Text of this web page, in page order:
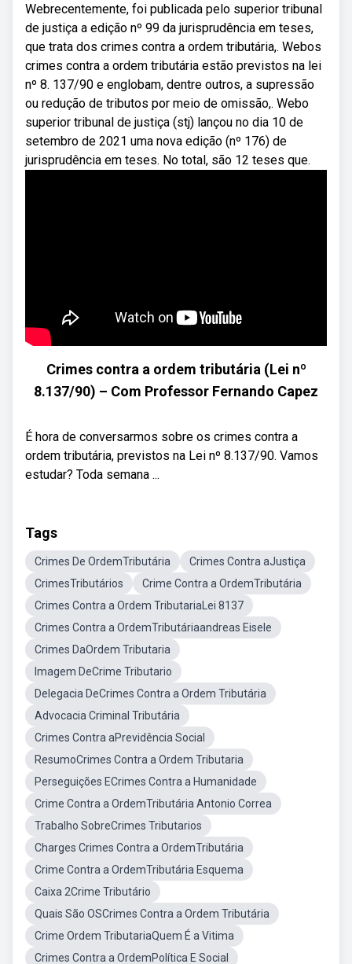
Webrecentemente, foi publicada pelo superior tribunal
de justiça a edição nº 99 da jurisprudência em teses,
que trata dos crimes contra a ordem tributária,. Webos
crimes contra a ordem tributária estão previstos na lei
nº 8. 137/90 e englobam, dentre outros, a supressão
ou redução de tributos por meio de omissão,. Webo
superior tribunal de justiça (stj) lançou no dia 10 de
setembro de 2021 uma nova edição (nº 176) de
jurisprudência em teses. No total, são 12 teses que.
Crimes contra a ordem tributária (Lei nº
8.137/90) – Com Professor Fernando Capez
É hora de conversarmos sobre os crimes contra a
ordem tributária, previstos na Lei nº 8.137/90. Vamos
estudar? Toda semana ...
Tags
Crimes De OrdemTributária
Crimes Contra aJustiça
CrimesTributários
Crime Contra a OrdemTributária
Crimes Contra a Ordem TributariaLei 8137
Crimes Contra a OrdemTributáriaandreas Eisele
Crimes DaOrdem Tributaria
Imagem DeCrime Tributario
Delegacia DeCrimes Contra a Ordem Tributária
Advocacia Criminal Tributária
Crimes Contra aPrevidência Social
ResumoCrimes Contra a Ordem Tributaria
Perseguições ECrimes Contra a Humanidade
Crime Contra a OrdemTributária Antonio Correa
Trabalho SobreCrimes Tributarios
Charges Crimes Contra a OrdemTributária
Crime Contra a OrdemTributária Esquema
Caixa 2Crime Tributário
Quais São OSCrimes Contra a Ordem Tributária
Crime Ordem TributariaQuem É a Vitima
Crimes Contra a OrdemPolítica E Social